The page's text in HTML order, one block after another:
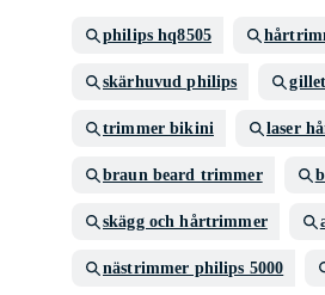
philips hq8505
skärhuvud philips
trimmer bikini laser
braun beard trimmer
skägg och hårtrimmer
nästrimmer philips 5000